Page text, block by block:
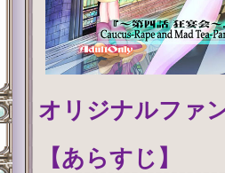
オリジナルファ
【あらすじ】